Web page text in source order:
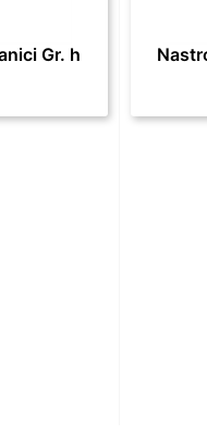
Gr. h